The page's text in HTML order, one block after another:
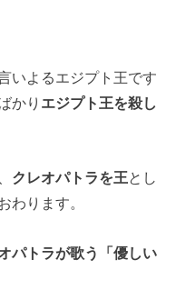
いよるエジプト王です
かり エジプト王を殺し
クレオパトラを王とし
わります。
パトラが歌う「優しい